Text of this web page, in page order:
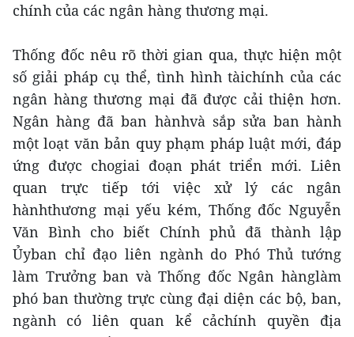
chính của các ngân hàng thương mại.
Thống đốc nêu rõ thời gian qua, thực hiện một
số giải pháp cụ thể, tình hình tàichính của các
ngân hàng thương mại đã được cải thiện hơn.
Ngân hàng đã ban hànhvà sắp sửa ban hành
một loạt văn bản quy phạm pháp luật mới, đáp
ứng được chogiai đoạn phát triển mới. Liên
quan trực tiếp tới việc xử lý các ngân
hànhthương mại yếu kém, Thống đốc Nguyễn
Văn Bình cho biết Chính phủ đã thành lập
Ủyban chỉ đạo liên ngành do Phó Thủ tướng
làm Trưởng ban và Thống đốc Ngân hànglàm
phó ban thường trực cùng đại diện các bộ, ban,
ngành có liên quan kể cảchính quyền địa